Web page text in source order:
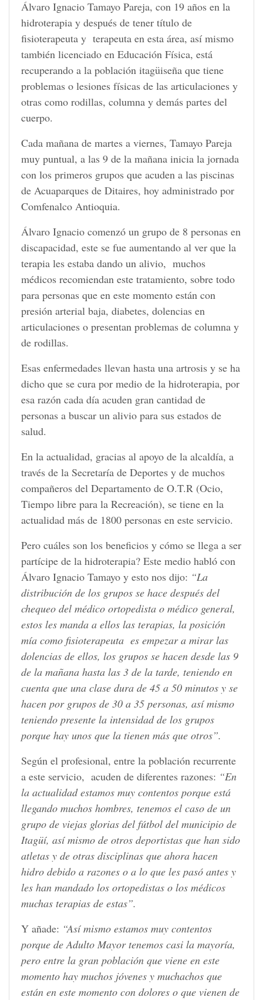
Álvaro Ignacio Tamayo Pareja, con 19 años en la
hidroterapia y después de tener título de
fisioterapeuta y terapeuta en esta área, así mismo
también licenciado en Educación Física, está
recuperando a la población itagüiseña que tiene
problemas o lesiones físicas de las articulaciones y
otras como rodillas, columna y demás partes del
cuerpo.
Cada mañana de martes a viernes, Tamayo Pareja
muy puntual, a las 9 de la mañana inicia la jornada
con los primeros grupos que acuden a las piscinas
de Acuaparques de Ditaires, hoy administrado por
Comfenalco Antioquia.
Álvaro Ignacio comenzó un grupo de 8 personas en
discapacidad, este se fue aumentando al ver que la
terapia les estaba dando un alivio, muchos
médicos recomiendan este tratamiento, sobre todo
para personas que en este momento están con
presión arterial baja, diabetes, dolencias en
articulaciones o presentan problemas de columna y
de rodillas.
Esas enfermedades llevan hasta una artrosis y se ha
dicho que se cura por medio de la hidroterapia, por
esa razón cada día acuden gran cantidad de
personas a buscar un alivio para sus estados de
salud.
En la actualidad, gracias al apoyo de la alcaldía, a
través de la Secretaría de Deportes y de muchos
compañeros del Departamento de O.T.R (Ocio,
Tiempo libre para la Recreación), se tiene en la
actualidad más de 1800 personas en este servicio.
Pero cuáles son los beneficios y cómo se llega a ser
partícipe de la hidroterapia? Este medio habló con
Álvaro Ignacio Tamayo y esto nos dijo: “La
distribución de los grupos se hace después del
chequeo del médico ortopedista o médico general,
estos les manda a ellos las terapias, la posición
mía como fisioterapeuta es empezar a mirar las
dolencias de ellos, los grupos se hacen desde las 9
de la mañana hasta las 3 de la tarde, teniendo en
cuenta que una clase dura de 45 a 50 minutos y se
hacen por grupos de 30 a 35 personas, así mismo
teniendo presente la intensidad de los grupos
porque hay unos que la tienen más que otros”.
Según el profesional, entre la población recurrente
a este servicio, acuden de diferentes razones: “En
la actualidad estamos muy contentos porque está
llegando muchos hombres, tenemos el caso de un
grupo de viejas glorias del fútbol del municipio de
Itagüí, así mismo de otros deportistas que han sido
atletas y de otras disciplinas que ahora hacen
hidro debido a razones o a lo que les pasó antes y
les han mandado los ortopedistas o los médicos
muchas terapias de estas”.
Y añade: “Así mismo estamos muy contentos
porque de Adulto Mayor tenemos casi la mayoría,
pero entre la gran población que viene en este
momento hay muchos jóvenes y muchachos que
están en este momento con dolores o que vienen de